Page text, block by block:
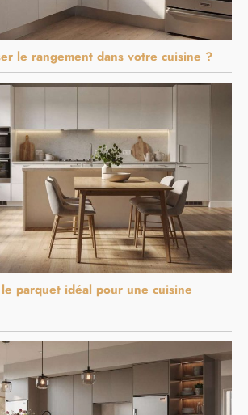
le rangement dans votre cuisine ?
parquet idéal pour une cuisine